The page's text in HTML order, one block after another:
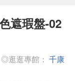
遮瑕盤-02
◎逛逛專館： 千康